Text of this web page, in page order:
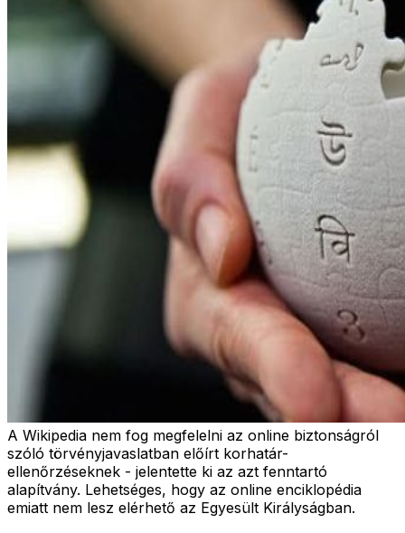
A Wikipedia nem fog megfelelni az online biztonságról
szóló törvényjavaslatban előírt korhatár-
ellenőrzéseknek - jelentette ki az azt fenntartó
alapítvány. Lehetséges, hogy az online enciklopédia
emiatt nem lesz elérhető az Egyesült Királyságban.